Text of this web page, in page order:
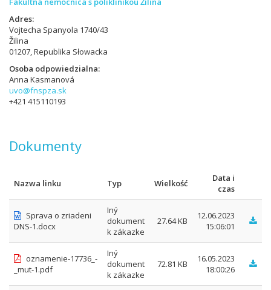
Adres
Vojtecha Spanyola 1740/43
Žilina
01207, Republika Słowacka
Osoba odpowiedzialna
Anna Kasmanová
uvo@fnspza.sk
+421 415110193
Dokumenty
Nazwa linku Typ Wielkość
Data i
czas
Sprava o zriadeni
DNS-1.docx
Iný
dokument
k zákazke
27.64 KB
12.06.2023
15:06:01
oznamenie-17736_-
_mut-1.pdf
Iný
dokument
k zákazke
72.81 KB
16.05.2023
18:00:26